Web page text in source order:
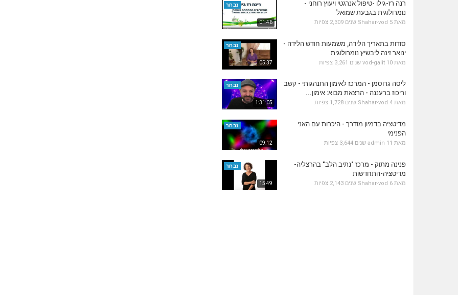
01:46
נבחר
רנה רז-גילו -טיפול אנרגטי ויעוץ רוחני -
נומרולוגית בגבעת שמואל
מאת Shahar-vod 5 שנים 2,309 צפיות
05:37
נבחר
סודות בתאריך הלידה, משמעות חודש הלידה -
ינואר זינה ליבשיץ נומרולוגית
מאת vod-galit 10 שנים 3,261 צפיות
1:31:05
נבחר
ליסה גרוסמן - המרכז לאימון התנהגותי - קשב
וריכוז ברעננה - הרצאת מבוא: אימון...
מאת Shahar-vod 4 שנים 1,728 צפיות
09:12
נבחר
מדיטציה בדמיון מודרך - היכרות עם האני
הפנימי
מאת admin 11 שנים 3,644 צפיות
15:49
נבחר
פנינה מתוק - מרכז "נתיב הלב" בהרצליה-
מדיטציה-התחדשות
מאת Shahar-vod 6 שנים 2,143 צפיות